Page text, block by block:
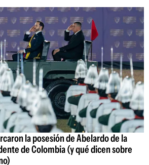
la posesión de Abelardo de la
de Colombia (y qué dicen sobre